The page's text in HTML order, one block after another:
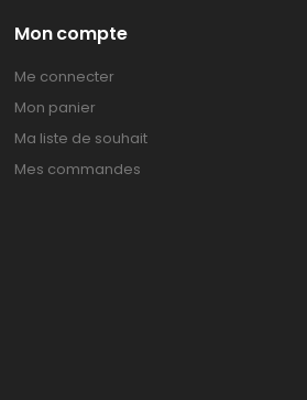
Mon compte
Me connecter
Mon panier
Ma liste de souhait
Mes commandes